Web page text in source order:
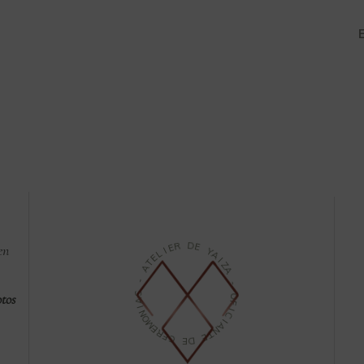
A
TELI R D E
YA
I
Z
A
-
O
F
I
C
I
A
N
T
E
D
E
C
E
R
E
M
O
N
A
S
-